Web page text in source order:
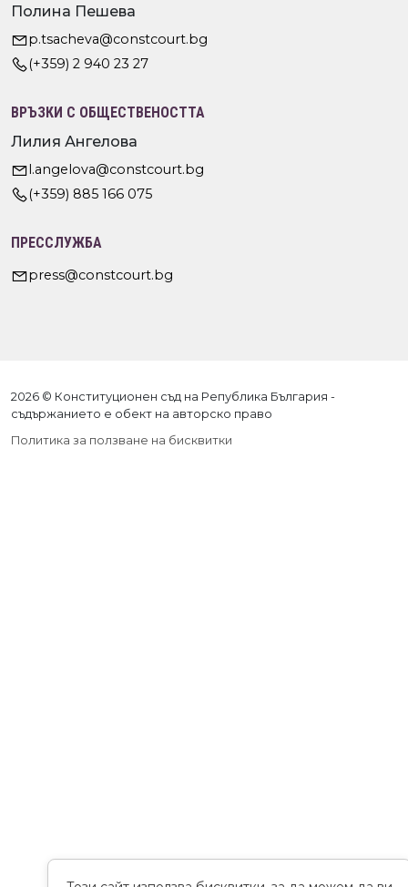
Полина Пешева
p.tsacheva@constcourt.bg
(+359) 2 940 23 27
ВРЪЗКИ С ОБЩЕСТВЕНОСТТА
Лилия Ангелова
l.angelova@constcourt.bg
(+359) 885 166 075
ПРЕССЛУЖБА
press@constcourt.bg
2026 © Конституционен съд на Република България -
съдържанието е обект на авторско право
Политика за ползване на бисквитки